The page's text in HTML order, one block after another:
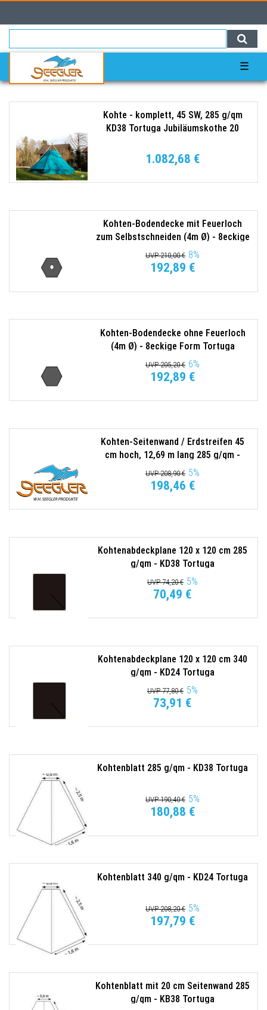
☰
Kohte - komplett, 45 SW, 285 g/qm
KD38 Tortuga Jubiläumskothe 20
1.082,68 €
Kohten-Bodendecke mit Feuerloch
zum Selbstschneiden (4m Ø) - 8eckige
Form Tortuga
UVP 210,00 € 8%
192,89 €
Kohten-Bodendecke ohne Feuerloch
(4m Ø) - 8eckige Form Tortuga
UVP 205,20 € 6%
192,89 €
Kohten-Seitenwand / Erdstreifen 45
cm hoch, 12,69 m lang 285 g/qm -
KD38 Tortuga
UVP 208,90 € 5%
198,46 €
Kohtenabdeckplane 120 x 120 cm 285
g/qm - KD38 Tortuga
UVP 74,20 € 5%
70,49 €
Kohtenabdeckplane 120 x 120 cm 340
g/qm - KD24 Tortuga
UVP 77,80 € 5%
73,91 €
Kohtenblatt 285 g/qm - KD38 Tortuga
UVP 190,40 € 5%
180,88 €
Kohtenblatt 340 g/qm - KD24 Tortuga
UVP 208,20 € 5%
197,79 €
Kohtenblatt mit 20 cm Seitenwand 285
g/qm - KB38 Tortuga